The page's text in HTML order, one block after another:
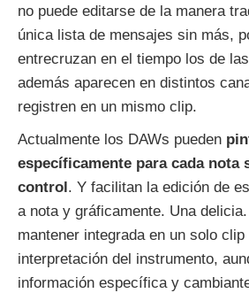
no puede editarse de la manera
única lista de mensajes sin más,
entrecruzan en el tiempo los de
además aparecen en distintos
registren en un mismo clip.
Actualmente los DAWs pueden
específicamente para cada nota
control . Y facilitan la edición de
a nota y gráficamente. Una
mantener integrada en un solo clip
interpretación del instrumento,
información específica y